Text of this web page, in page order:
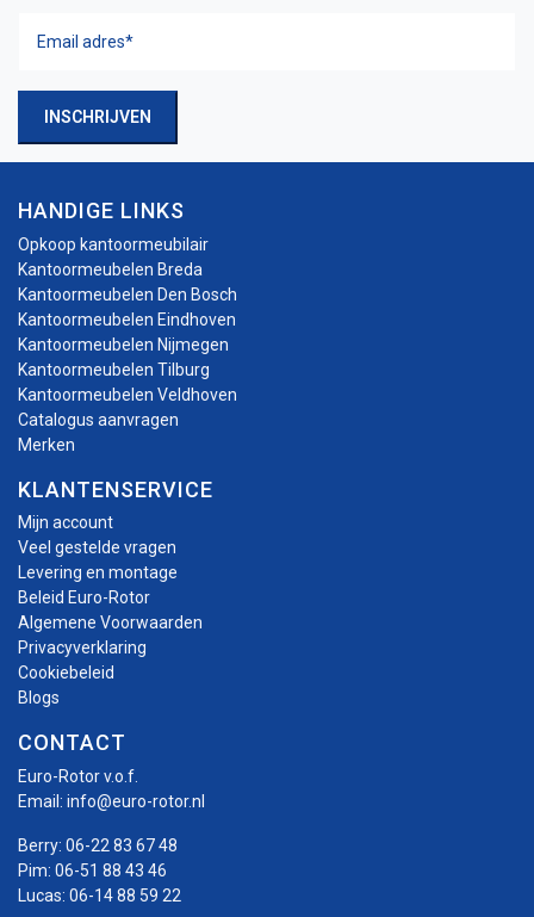
adres(Vereist)
INSCHRIJVEN
HANDIGE LINKS
Opkoop kantoormeubilair
Kantoormeubelen Breda
Kantoormeubelen Den Bosch
Kantoormeubelen Eindhoven
Kantoormeubelen Nijmegen
Kantoormeubelen Tilburg
Kantoormeubelen Veldhoven
Catalogus aanvragen
Merken
KLANTENSERVICE
Mijn account
Veel gestelde vragen
Levering en montage
Beleid Euro-Rotor
Algemene Voorwaarden
Privacyverklaring
Cookiebeleid
Blogs
CONTACT
Euro-Rotor v.o.f.
Email: info@euro-rotor.nl
Berry: 06-22 83 67 48
Pim: 06-51 88 43 46
Lucas: 06-14 88 59 22